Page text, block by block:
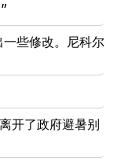
徒？阿玛利亚
旬发财
些修改。尼科尔
开了政府避暑别